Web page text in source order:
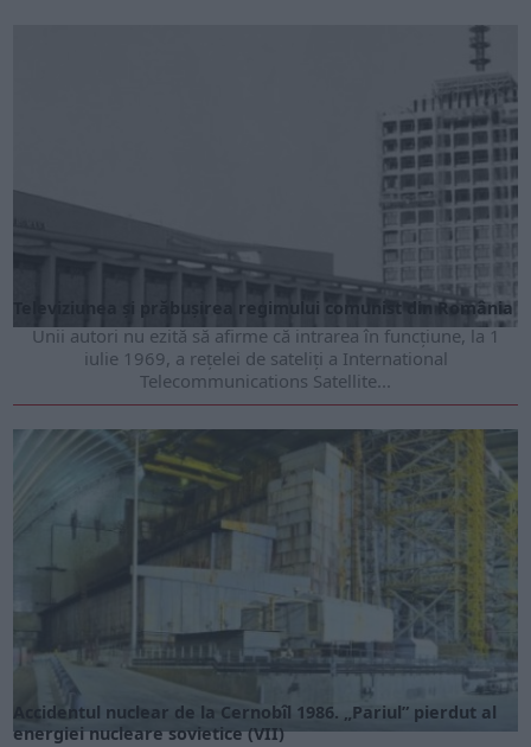
Televiziunea și prăbușirea regimului comunist din România
Unii autori nu ezită să afirme că intrarea în funcţiune, la 1
iulie 1969, a reţelei de sateliţi a International
Telecommunications Satellite...
Accidentul nuclear de la Cernobîl 1986. „Pariul” pierdut al
energiei nucleare sovietice (VII)